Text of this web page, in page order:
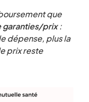
que
garanties/prix:
dépense, plus la
prix reste